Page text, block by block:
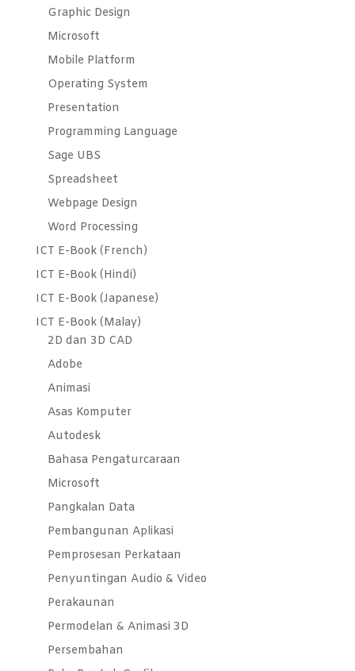
Graphic Design
Microsoft
Mobile Platform
Operating System
Presentation
Programming Language
Sage UBS
Spreadsheet
Webpage Design
Word Processing
ICT E-Book (French)
ICT E-Book (Hindi)
ICT E-Book (Japanese)
ICT E-Book (Malay)
2D dan 3D CAD
Adobe
Animasi
Asas Komputer
Autodesk
Bahasa Pengaturcaraan
Microsoft
Pangkalan Data
Pembangunan Aplikasi
Pemprosesan Perkataan
Penyuntingan Audio & Video
Perakaunan
Permodelan & Animasi 3D
Persembahan